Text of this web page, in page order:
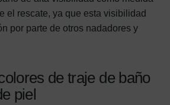
el rescate, ya que esta visibilidad
por parte de otros nadadores y
de traje de baño
piel